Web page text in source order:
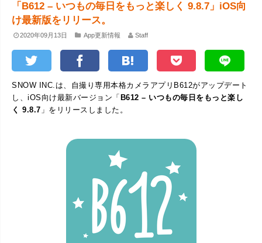
「B612 – いつもの毎日をもっと楽しく 9.8.7」iOS向
け最新版をリリース。
2020年09月13日 App更新情報 Staff
SNOW INC.は、自撮り専用本格カメラアプリB612がアップデート
し、iOS向け最新バージョン「B612 – いつもの毎日をもっと楽し
く 9.8.7 」をリリースしました。